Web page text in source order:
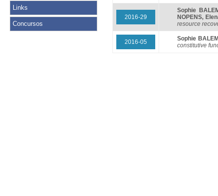
Links
Concursos
2016-29
Sophie
NOPENS,
resource
2016-05
Sophie
constitutive